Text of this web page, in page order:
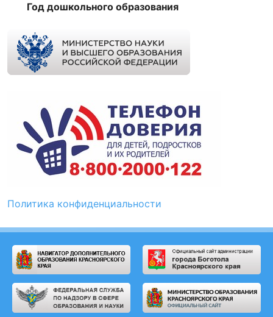
Год дошкольного образования
Политика конфиденциальности